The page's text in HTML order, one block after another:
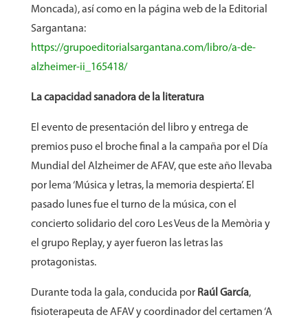
Moncada), así como en la página web de la Editorial
Sargantana:
https://grupoeditorialsargantana.com/libro/a-de-
alzheimer-ii_165418/
La capacidad sanadora de la literatura
El evento de presentación del libro y entrega de
premios puso el broche final a la campaña por el Día
Mundial del Alzheimer de AFAV, que este año llevaba
por lema ‘Música y letras, la memoria despierta’. El
pasado lunes fue el turno de la música, con el
concierto solidario del coro Les Veus de la Memòria y
el grupo Replay, y ayer fueron las letras las
protagonistas.
Durante toda la gala, conducida por Raúl García,
fisioterapeuta de AFAV y coordinador del certamen ‘A